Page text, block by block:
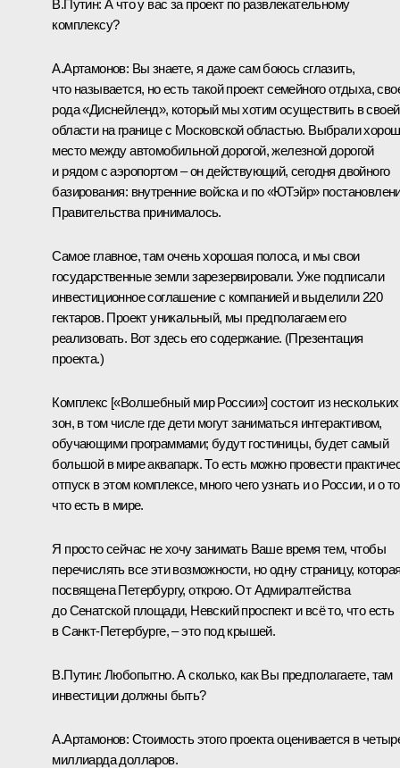
В.Путин: А что у вас за проект по развлекательному
комплексу?
А.Артамонов: Вы знаете, я даже сам боюсь сглазить,
что называется, но есть такой проект семейного отдыха,
рода «Диснейленд», который мы хотим осуществить в своей
области на границе с Московской областью. Выбрали
место между автомобильной дорогой, железной дорогой
и рядом с аэропортом – он действующий, сегодня двойного
базирования: внутренние войска и по «ЮТэйр»
Правительства принималось.
Самое главное, там очень хорошая полоса, и мы свои
государственные земли зарезервировали. Уже подписали
инвестиционное соглашение с компанией и выделили 220
гектаров. Проект уникальный, мы предполагаем его
реализовать. Вот здесь его содержание. (Презентация
проекта.)
Комплекс [«Волшебный мир России»] состоит из нескольких
зон, в том числе где дети могут заниматься интерактивом,
обучающими программами; будут гостиницы, будет самый
большой в мире аквапарк. То есть можно провести
отпуск в этом комплексе, много чего узнать и о России, и о
что есть в мире.
Я просто сейчас не хочу занимать Ваше время тем, чтобы
перечислять все эти возможности, но одну страницу,
посвящена Петербургу, открою. От Адмиралтейства
до Сенатской площади, Невский проспект и всё то, что есть
в Санкт-Петербурге, – это под крышей.
В.Путин: Любопытно. А сколько, как Вы предполагаете, там
инвестиции должны быть?
А.Артамонов: Стоимость этого проекта оценивается в
миллиарда долларов.